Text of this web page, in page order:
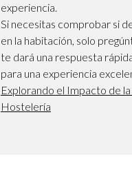
experiencia.
Si necesitas comprobar si
en la habitación, solo
te dará una respuesta
para una experiencia
Explorando el Impacto de la
Hostelería